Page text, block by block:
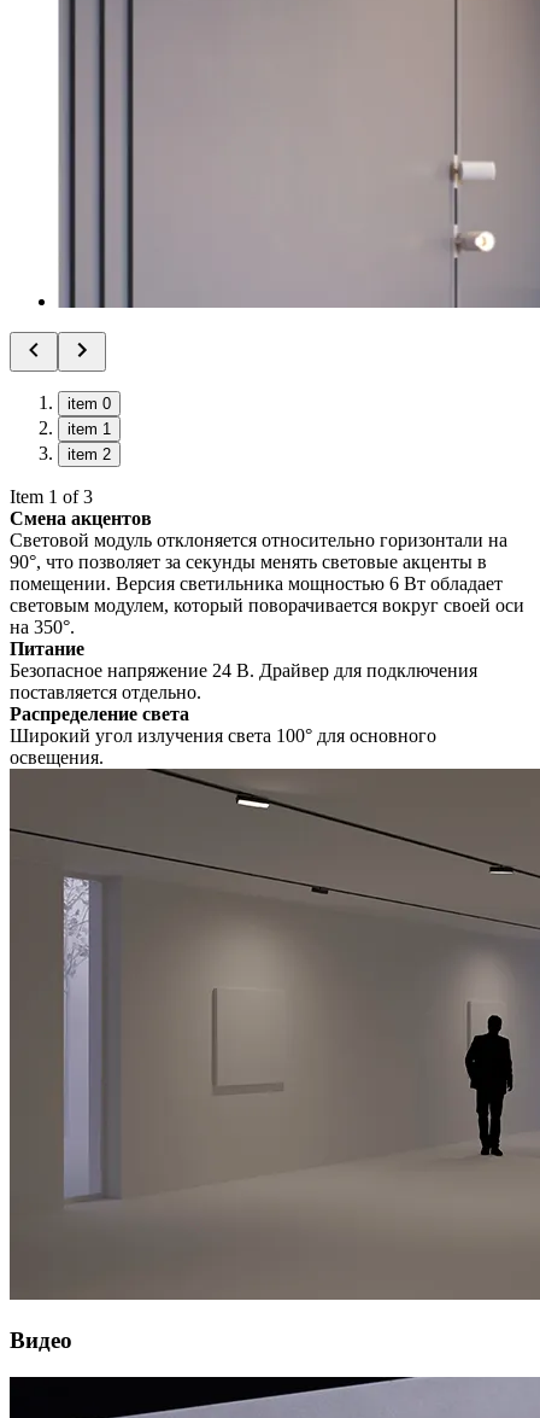
item 0
item 1
item 2
Item 1 of 3
Смена акцентов
Световой модуль отклоняется относительно горизонтали на
90°, что позволяет за секунды менять световые акценты в
помещении. Версия светильника мощностью 6 Вт обладает
световым модулем, который поворачивается вокруг своей оси
на 350°.
Питание
Безопасное напряжение 24 В. Драйвер для подключения
поставляется отдельно.
Распределение света
Широкий угол излучения света 100° для основного
освещения.
Видео